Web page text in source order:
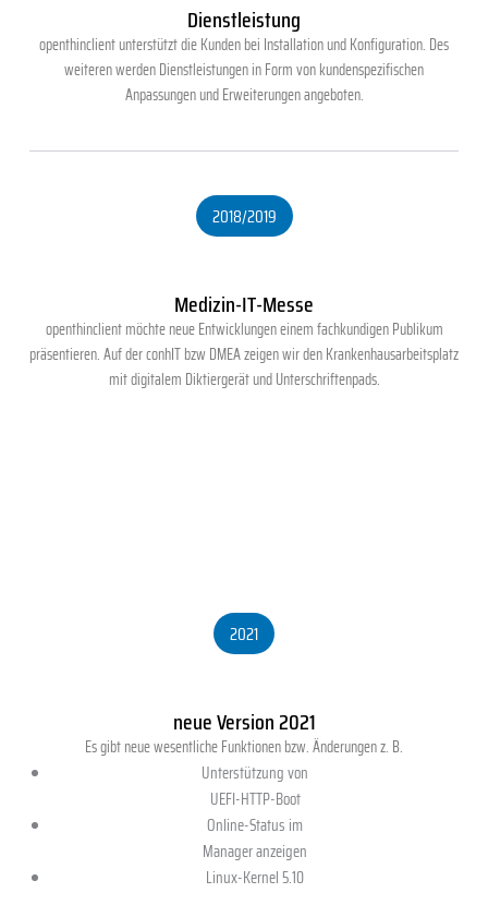
Dienstleistung
openthinclient unterstützt die Kunden bei Installation und Konfiguration. Des
weiteren werden Dienstleistungen in Form von kundenspezifischen
Anpassungen und Erweiterungen angeboten.
2018/2019
Medizin-IT-Messe
openthinclient möchte neue Entwicklungen einem fachkundigen Publikum
präsentieren. Auf der conhIT bzw DMEA zeigen wir den Krankenhausarbeitsplatz
mit digitalem Diktiergerät und Unterschriftenpads.
2021
neue Version 2021
Es gibt neue wesentliche Funktionen bzw. Änderungen z. B.
Unterstützung von
UEFI-HTTP-Boot
Online-Status im
Manager anzeigen
Linux-Kernel 5.10